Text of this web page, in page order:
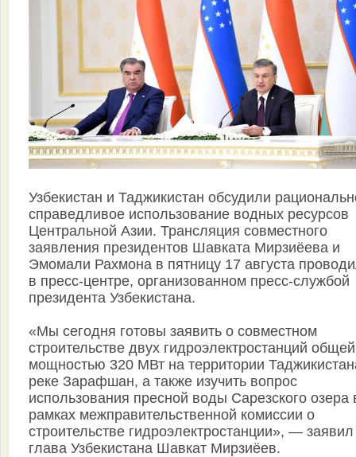
Узбекистан и Таджикистан обсудили
справедливое использование водных ресурсов
Центральной Азии. Трансляция совместного
заявления президентов Шавката Мирзиёева и
Эмомали Рахмона в пятницу 17 августа
в пресс-центре, организованном пресс-службой
президента Узбекистана.
«Мы сегодня готовы заявить о совместном
строительстве двух гидроэлектростанций общей
мощностью 320 МВт на территории
реке Зарафшан, а также изучить вопрос
использования пресной воды Сарезского озера
рамках межправительственной комиссии о
строительстве гидроэлектростанции», — заявил
глава Узбекистана Шавкат Мирзиёев.